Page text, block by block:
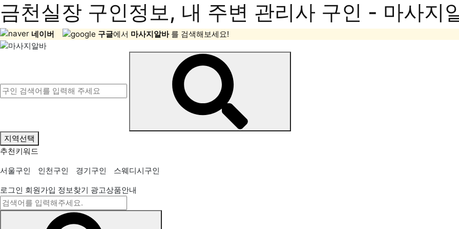
금천실장 구인정보, 내 주변 관리사 구인 - 마사지
네이버 구글에서 마사지알바 를 검색해보세요!
지역선택
추천키워드
서울구인
인천구인 경기구인
스웨디시구인
로그인 회원가입 정보찾기 광고상품안내